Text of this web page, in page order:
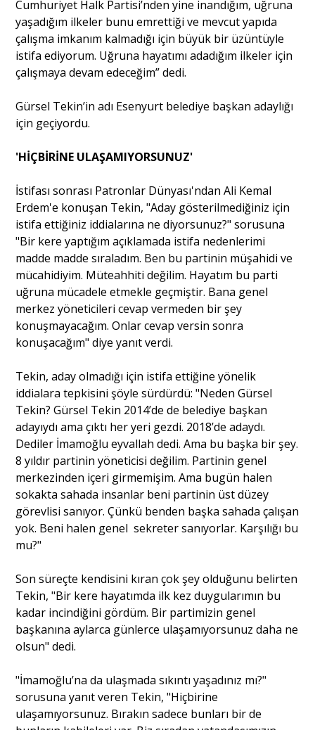
Söyleşi
Yazı Dizisi
Portre
Yazarlar
Eğitim
Dosya Haber
Ankara Analiz
Sağlık
Cumhuriyet Halk Partisi’nden yine inandığım, uğruna
yaşadığım ilkeler bunu emrettiği ve mevcut yapıda
çalışma imkanım kalmadığı için büyük bir üzüntüyle
istifa ediyorum. Uğruna hayatımı adadığım ilkeler için
çalışmaya devam edeceğim” dedi.
Gürsel Tekin’in adı Esenyurt belediye başkan adaylığı
için geçiyordu.
'HİÇBİRİNE ULAŞAMIYORSUNUZ'
İstifası sonrası Patronlar Dünyası'ndan Ali Kemal
Erdem'e konuşan Tekin, "Aday gösterilmediğiniz için
istifa ettiğiniz iddialarına ne diyorsunuz?" sorusuna
"Bir kere yaptığım açıklamada istifa nedenlerimi
madde madde sıraladım. Ben bu partinin müşahidi ve
mücahidiyim. Müteahhiti değilim. Hayatım bu parti
uğruna mücadele etmekle geçmiştir. Bana genel
merkez yöneticileri cevap vermeden bir şey
konuşmayacağım. Onlar cevap versin sonra
konuşacağım" diye yanıt verdi.
Tekin, aday olmadığı için istifa ettiğine yönelik
iddialara tepkisini şöyle sürdürdü: "Neden Gürsel
Tekin? Gürsel Tekin 2014’de de belediye başkan
adayıydı ama çıktı her yeri gezdi. 2018’de adaydı.
Dediler İmamoğlu eyvallah dedi. Ama bu başka bir şey.
8 yıldır partinin yöneticisi değilim. Partinin genel
merkezinden içeri girmemişim. Ama bugün halen
sokakta sahada insanlar beni partinin üst düzey
görevlisi sanıyor. Çünkü benden başka sahada çalışan
yok. Beni halen genel sekreter sanıyorlar. Karşılığı bu
mu?"
Son süreçte kendisini kıran çok şey olduğunu belirten
Tekin, "Bir kere hayatımda ilk kez duygularımın bu
kadar incindiğini gördüm. Bir partimizin genel
başkanına aylarca günlerce ulaşamıyorsunuz daha ne
olsun" dedi.
"İmamoğlu’na da ulaşmada sıkıntı yaşadınız mı?"
sorusuna yanıt veren Tekin, "Hiçbirine
ulaşamıyorsunuz. Bırakın sadece bunları bir de